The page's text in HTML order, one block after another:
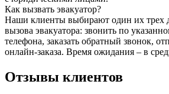
Как вызвать эвакуатор?
Наши клиенты выбирают один их трех
вызова эвакуатора: звонить по
телефона, заказать обратный звонок,
онлайн-заказа. Время ожидания – в
Отзывы клиентов